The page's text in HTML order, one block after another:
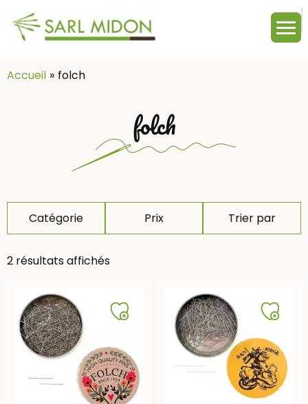
Accueil
folch
folch
Catégorie Prix Trier par
2 résultats affichés